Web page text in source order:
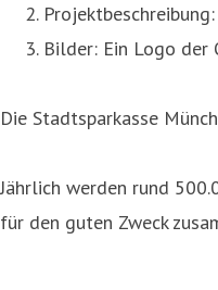
Bilder: Ein Logo der
Die Stadtsparkasse
Jährlich werden rund
für den guten Zweck